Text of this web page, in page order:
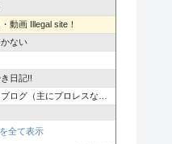
動画 Illegal site！
ない
日記!!
（主にプロレスなどなど）
全て表示